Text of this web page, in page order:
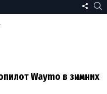
US
Waymo в зимних